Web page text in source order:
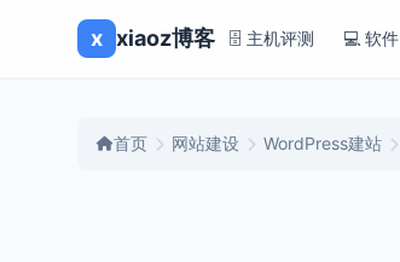
x xiaoz博客 🗄️ 主机评测 💻 软件
首页 网站建设 WordPress建站